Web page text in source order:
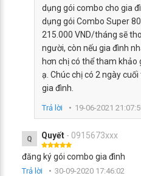
dụng gói combo cho gia
dụng gói Combo Super
215.000 VND/tháng sẽ
người, còn nếu gia đình
hơn chị có thể tham khảo
ạ. Chúc chị có 2 ngày
gia đình.
Trả lời 19-06-2021
Q Quyết - 0915673xxx
đăng ký gói combo gia đình
Trả lời 30-09-2020 17:46:02